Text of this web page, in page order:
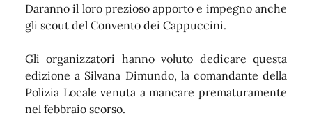
Daranno il loro prezioso apporto e impegno anche
gli scout del Convento dei Cappuccini.
Gli organizzatori hanno voluto dedicare questa
edizione a Silvana Dimundo, la comandante della
Polizia Locale venuta a mancare prematuramente
nel febbraio scorso.